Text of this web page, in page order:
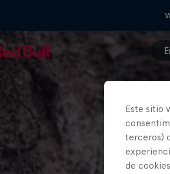
Este sitio
terceros)
de